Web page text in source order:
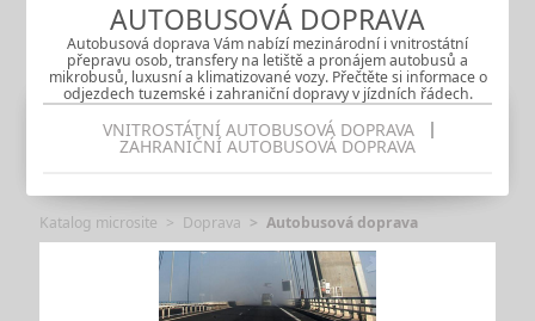
AUTOBUSOVÁ DOPRAVA
Autobusová doprava Vám nabízí mezinárodní i vnitrostátní
přepravu osob, transfery na letiště a pronájem autobusů a
mikrobusů, luxusní a klimatizované vozy. Přečtěte si informace o
odjezdech tuzemské i zahraniční dopravy v jízdních řádech.
VNITROSTÁTNÍ AUTOBUSOVÁ DOPRAVA
ZAHRANIČNÍ AUTOBUSOVÁ DOPRAVA
Katalog microsite Doprava Autobusová doprava